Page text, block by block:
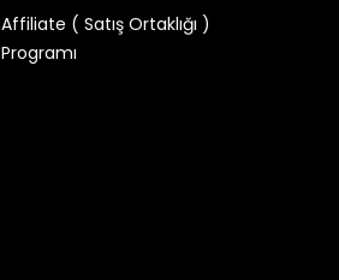
Affiliate ( Satış Ortaklığı )
Programı